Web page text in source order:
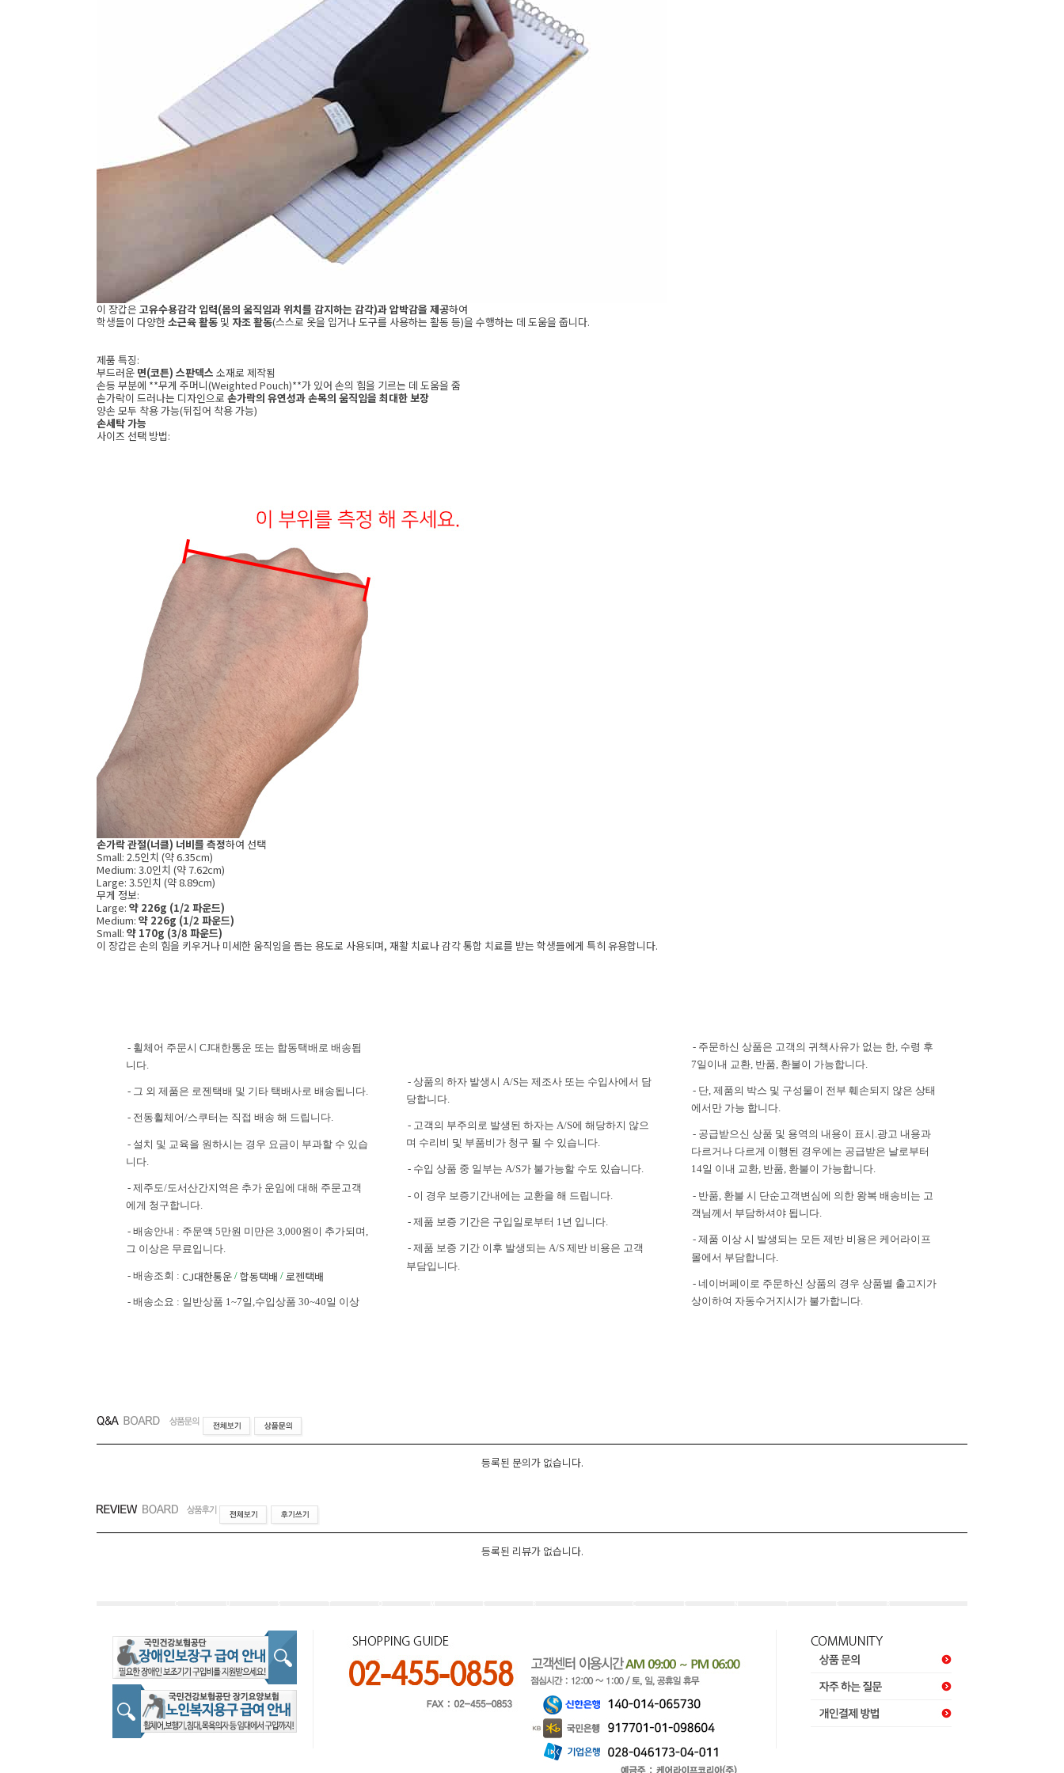
이 장갑은 고유수용감각 입력(몸의 움직임과 위치를 감지하는 감각)과 압박감을 제공하여
학생들이 다양한소근육 활동 및 자조 활동(스스로 옷을 입거나 도구를 사용하는 활동 등)을 수행하는 데 도움을 줍니다.
제품 특징:
부드러운 면(코튼) 스판덱스 소재로 제작됨
손등 부분에 **무게 주머니(Weighted Pouch)**가 있어 손의 힘을 기르는 데 도움을 줌
손가락이 드러나는 디자인으로 손가락의 유연성과 손목의 움직임을 최대한 보장
양손 모두 착용 가능(뒤집어 착용 가능)
손세탁 가능
사이즈 선택 방법:
손가락 관절(너클) 너비를 측정하여 선택
Small: 2.5인치 (약 6.35cm)
Medium: 3.0인치 (약 7.62cm)
Large: 3.5인치 (약 8.89cm)
무게 정보:
Large: 약 226g (1/2 파운드)
Medium: 약 226g (1/2 파운드)
Small: 약 170g (3/8 파운드)
이 장갑은 손의 힘을 키우거나 미세한 움직임을 돕는 용도로 사용되며, 재활 치료나 감각 통합 치료를 받는 학생들에게 특히 유용합니다.
- 휠체어 주문시 CJ대한통운 또는 합동택배로 배송됩
니다.
- 그 외 제품은 로젠택배 및 기타 택배사로 배송됩니다.
- 전동휠체어/스쿠터는 직접 배송 해 드립니다.
- 설치 및 교육을 원하시는 경우 요금이 부과할 수 있습
니다.
- 제주도/도서산간지역은 추가 운임에 대해 주문고객
에게 청구합니다.
- 배송안내 : 주문액 5만원 미만은 3,000원이 추가되며,
그 이상은 무료입니다.
- 배송조회 : CJ대한통운 / 합동택배 / 로젠택배
- 배송소요 : 일반상품 1~7일,수입상품 30~40일 이상
- 상품의 하자 발생시 A/S는 제조사 또는 수입사에서 담
당합니다.
- 고객의 부주의로 발생된 하자는 A/S에 해당하지 않으
며 수리비 및 부품비가 청구 될 수 있습니다.
- 수입 상품 중 일부는 A/S가 불가능할 수도 있습니다.
- 이 경우 보증기간내에는 교환을 해 드립니다.
- 제품 보증 기간은 구입일로부터 1년 입니다.
- 제품 보증 기간 이후 발생되는 A/S 제반 비용은 고객
부담입니다.
- 주문하신 상품은 고객의 귀책사유가 없는 한, 수령 후
7일이내 교환, 반품, 환불이 가능합니다.
- 단, 제품의 박스 및 구성물이 전부 훼손되지 않은 상태
에서만 가능 합니다.
- 공급받으신 상품 및 용역의 내용이 표시.광고 내용과
다르거나 다르게 이행된 경우에는 공급받은 날로부터
14일 이내 교환, 반품, 환불이 가능합니다.
- 반품, 환불 시 단순고객변심에 의한 왕복 배송비는 고
객님께서 부담하셔야 됩니다.
- 제품 이상 시 발생되는 모든 제반 비용은 케어라이프
몰에서 부담합니다.
- 네이버페이로 주문하신 상품의 경우 상품별 출고지가
상이하여 자동수거지시가 불가합니다.
등록된 문의가 없습니다.
등록된 리뷰가 없습니다.